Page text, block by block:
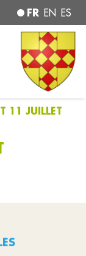
FR EN ES
11 JUILLET